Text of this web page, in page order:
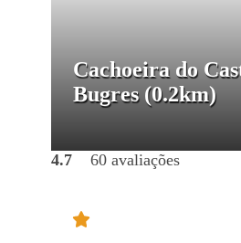
Cachoeira do
Bugres (0.2km)
4.7 60 avaliações